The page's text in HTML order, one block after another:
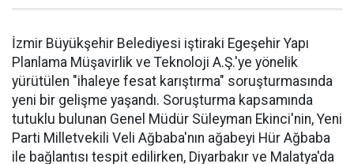
İzmir Büyükşehir Belediyesi iştiraki Egeşehir Yapı
Planlama Müşavirlik ve Teknoloji A.Ş.'ye yönelik
yürütülen "ihaleye fesat karıştırma" soruşturmasında
yeni bir gelişme yaşandı. Soruşturma kapsamında
tutuklu bulunan Genel Müdür Süleyman Ekinci'nin, Yeni
Parti Milletvekili Veli Ağbaba'nın ağabeyi Hür Ağbaba
ile bağlantısı tespit edilirken, Diyarbakır ve Malatya'da